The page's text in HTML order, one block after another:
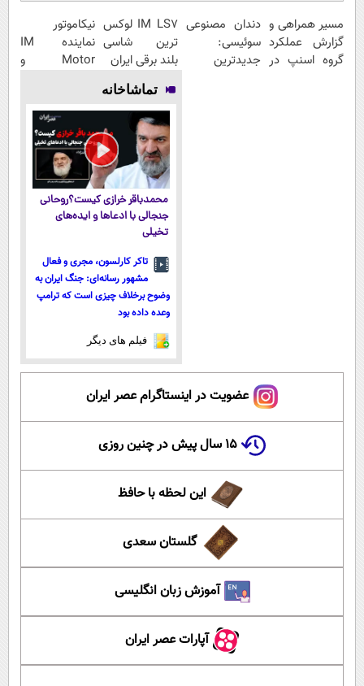
مسیر همراهی و
گزارش عملکرد
گروه اسنپ در
دندان مصنوعی
سوئیسی:
جدیدترین
IM LS7 لوکس
ترین شاسی
بلند برقی ایران
نیکاموتور
نماینده IM
Motor و
تماشاخانه
محمدباقر خرازی کیست؟روحانی
جنجالی با ادعاها و ایده‌های
تخیلی
تاکر کارلسون، مجری و فعال
مشهور رسانه‌ای: جنگ ایران به
وضوح برخلاف چیزی است که ترامپ
وعده داده بود
فیلم های دیگر
عضویت در اینستاگرام عصر ایران
۱۵ سال پیش در چنین روزی
این لحظه با حافظ
گلستان سعدی
آموزش زبان انگلیسی
آپارات عصر ایران